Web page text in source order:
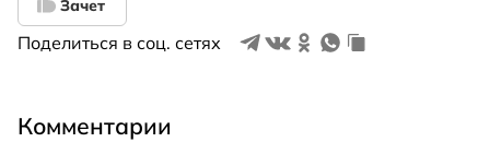
Зачет
Поделиться в соц. сетях
Комментарии